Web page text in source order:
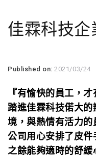
佳霖科技企
Published on:2021/03/24
『有愉快的員工，才
踏進佳霖科技偌大
境，與熱情有活力的
公司用心安排了皮
之餘能夠適時的舒緩